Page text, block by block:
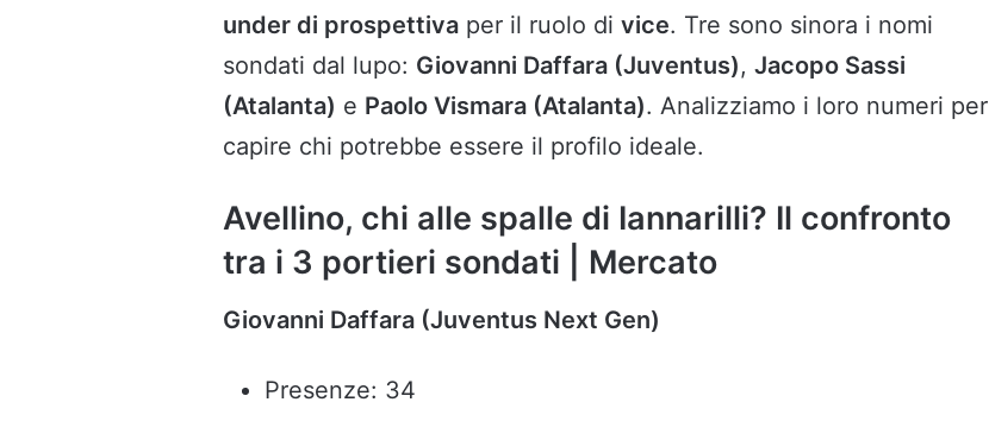
under di prospettiva per il ruolo di vice. Tre sono sinora i nomi
sondati dal lupo: Giovanni Daffara (Juventus), Jacopo Sassi
(Atalanta) e Paolo Vismara (Atalanta). Analizziamo i loro numeri per
capire chi potrebbe essere il profilo ideale.
Avellino, chi alle spalle di Iannarilli? Il confronto
tra i 3 portieri sondati | Mercato
Giovanni Daffara (Juventus Next Gen)
Presenze: 34